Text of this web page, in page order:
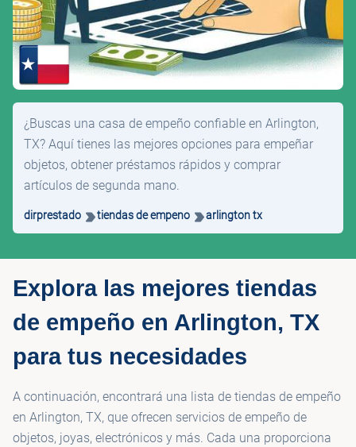
¿Buscas una casa de empeño confiable en Arlington,
TX? Aquí tienes las mejores opciones para empeñar
objetos, obtener préstamos rápidos y comprar
artículos de segunda mano.
dirprestado tiendas de empeno arlington tx
Explora las mejores tiendas
de empeño en Arlington, TX
para tus necesidades
A continuación, encontrará una lista de tiendas de empeño
en Arlington, TX, que ofrecen servicios de empeño de
objetos, joyas, electrónicos y más. Cada una proporciona